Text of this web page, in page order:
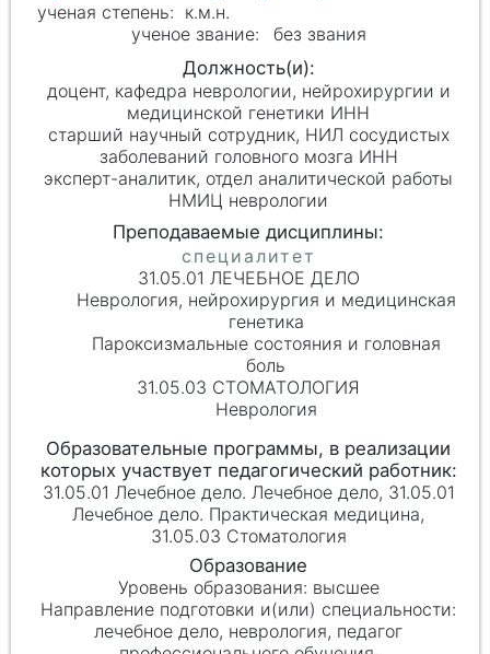
к.м.н.
без звания
доцент, кафедра неврологии, нейрохирургии и
медицинской генетики ИНН
старший научный сотрудник, НИЛ сосудистых
заболеваний головного мозга ИНН
эксперт-аналитик, отдел аналитической работы
НМИЦ неврологии
31.05.01 ЛЕЧЕБНОЕ ДЕЛО
Неврология, нейрохирургия и медицинская
генетика
Пароксизмальные состояния и головная
боль
31.05.03 СТОМАТОЛОГИЯ
Неврология
31.05.01 Лечебное дело. Лечебное дело, 31.05.01
Лечебное дело. Практическая медицина,
31.05.03 Стоматология
высшее
лечебное дело, неврология, педагог